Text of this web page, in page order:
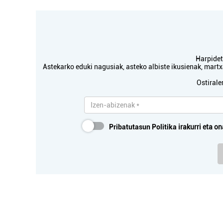
Astekarko eduki nagusiak, asteko albiste ikusienak,
Pribatutasun Politika irakurri eta
MAITE TABERNA
Errenteria-Orereta